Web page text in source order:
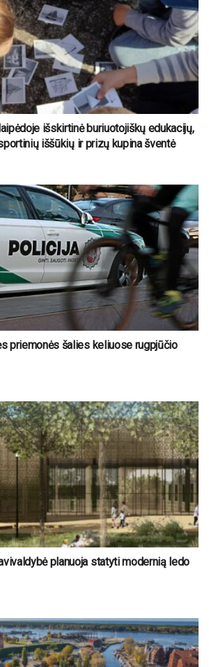
išskirtinė buriuotojiškų edukacijų,
iššūkių ir prizų kupina šventė
priemonės šalies keliuose rugpjūčio
planuoja statyti modernią ledo